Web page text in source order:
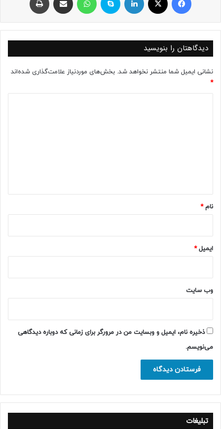
دیدگاهتان را بنویسید
نشانی ایمیل شما منتشر نخواهد شد. بخش‌های موردنیاز علامت‌گذاری شده‌اند
*
نام*
ایمیل*
وب‌ سایت
ذخیره نام، ایمیل و وبسایت من در مرورگر برای زمانی که دوباره دیدگاهی
می‌نویسم.
تبلیغات